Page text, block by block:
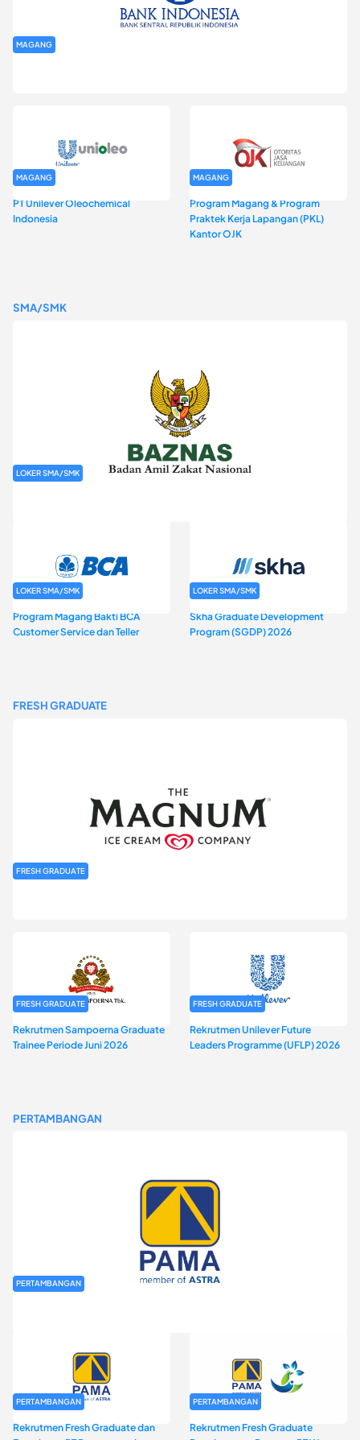
MAGANG
MAGANG
PT Unilever Oleochemical
Indonesia
MAGANG
Program Magang & Program
Praktek Kerja Lapangan (PKL)
Kantor OJK
SMA/SMK
LOKER SMA/SMK
LOKER SMA/SMK
Program Magang Bakti BCA
Customer Service dan Teller
LOKER SMA/SMK
Skha Graduate Development
Program (SGDP) 2026
FRESH GRADUATE
FRESH GRADUATE
FRESH GRADUATE
Rekrutmen Sampoerna Graduate
Trainee Periode Juni 2026
FRESH GRADUATE
Rekrutmen Unilever Future
Leaders Programme (UFLP) 2026
PERTAMBANGAN
PERTAMBANGAN
PERTAMBANGAN
Rekrutmen Fresh Graduate dan
PERTAMBANGAN
Rekrutmen Fresh Graduate